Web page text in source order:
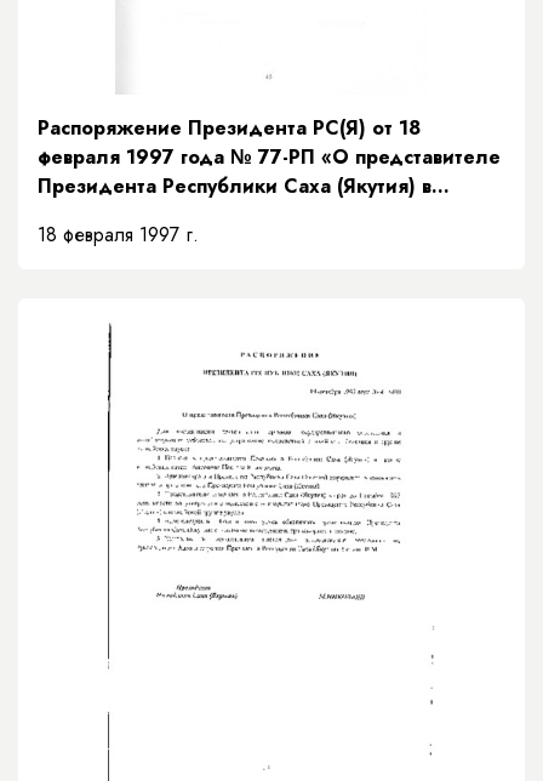
Распоряжение Президента РС(Я) от 18
февраля 1997 года № 77-РП «О представителе
Президента Республики Саха (Якутия) в
18 февраля 1997 г.